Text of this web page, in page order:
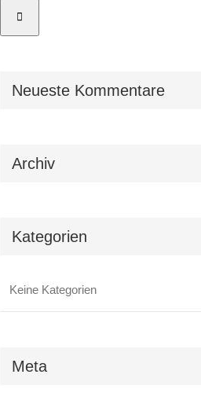
Neueste Kommentare
Archiv
Kategorien
Keine Kategorien
Meta